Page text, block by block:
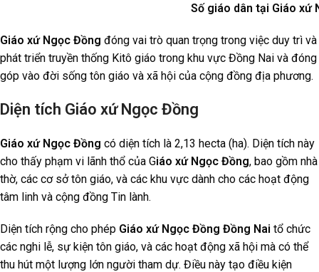
Số giáo dân tại Giáo xứ
Giáo xứ Ngọc Đồng đóng vai trò quan trọng trong việc duy trì và
phát triển truyền thống Kitô giáo trong khu vực Đồng Nai và đóng
góp vào đời sống tôn giáo và xã hội của cộng đồng địa phương.
Diện tích Giáo xứ Ngọc Đồng
Giáo xứ Ngọc Đồng có diện tích là 2,13 hecta (ha). Diện tích này
cho thấy phạm vi lãnh thổ của Giáo xứ Ngọc Đồng, bao gồm nhà
thờ, các cơ sở tôn giáo, và các khu vực dành cho các hoạt động
tâm linh và cộng đồng Tin lành.
Diện tích rộng cho phép Giáo xứ Ngọc Đồng Đồng Nai tổ chức
các nghi lễ, sự kiện tôn giáo, và các hoạt động xã hội mà có thể
thu hút một lượng lớn người tham dự. Điều này tạo điều kiện